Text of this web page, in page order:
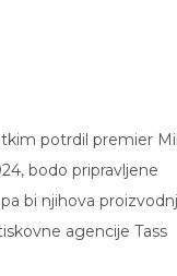
potrdil premier
bodo pripravljene
bi njihova
agencije Tass